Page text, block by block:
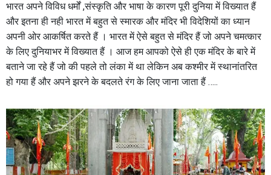
भारत अपने विविध धर्मों ,संस्कृति और भाषा के कारण पूरी दुनिया में विख्यात हैं
और इतना ही नही भारत में बहुत से स्मारक और मंदिर भी विदेशियों का ध्यान
अपनी ओर आकर्षित करते हैं । भारत में ऐसे बहुत से मंदिर हैं जो अपने चमत्कार
के लिए दुनियाभर में विख्यात हैं । आज हम आपको ऐसे ही एक मंदिर के बारे में
बताने जा रहे हैं जो की पहले तो लंका में था लेकिन अब कश्मीर में स्थानांतरित
हो गया हैं और अपने झरने के बदलते रंग के लिए जाना जाता हैं …..